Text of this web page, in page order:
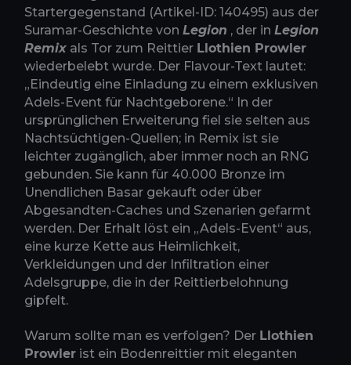
Startergegenstand (Artikel-ID: 140495) aus der
Suramar-Geschichte von Legion , der in Legion
Remix als Tor zum Reittier Llothien Prowler
wiederbelebt wurde. Der Flavour-Text lautet:
„Eindeutig eine Einladung zu einem exklusiven
Adels-Event für Nachtgeborene.“ In der
ursprünglichen Erweiterung fiel sie selten aus
Nachtsüchtigen-Quellen; in Remix ist sie
leichter zugänglich, aber immer noch an RNG
gebunden. Sie kann für 40.000 Bronze im
Unendlichen Basar gekauft oder über
Abgesandten-Caches und Szenarien gefarmt
werden. Der Erhalt löst ein „Adels-Event“ aus,
eine kurze Kette aus Heimlichkeit,
Verkleidungen und der Infiltration einer
Adelsgruppe, die in der Reittierbelohnung
gipfelt.
Warum sollte man es verfolgen? Der Llothien
Prowler ist ein Bodenreittier mit eleganten